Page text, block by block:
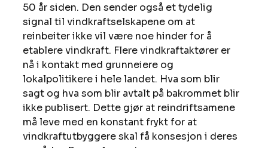
50 år siden. Den sender også et tydelig
signal til vindkraftselskapene om at
reinbeiter ikke vil være noe hinder for å
etablere vindkraft. Flere vindkraftaktører er
nå i kontakt med grunneiere og
lokalpolitikere i hele landet. Hva som blir
sagt og hva som blir avtalt på bakrommet blir
ikke publisert. Dette gjør at reindriftsamene
må leve med en konstant frykt for at
vindkraftutbyggere skal få konsesjon i deres